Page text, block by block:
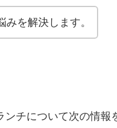
を解決します。
チについて次の情報